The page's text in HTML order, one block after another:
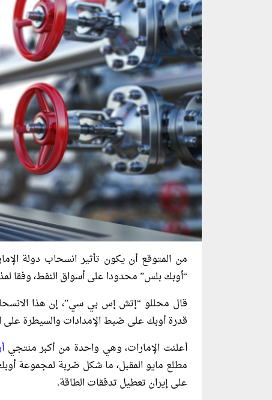
من المتوقع أن يكون تأثير انسحاب دولة
“أوبك بلس” محدودا على أسواق النفط،
قال محللو “إتش إس بي سي”، إن هذا
‌قدرة أوبك على ضبط الإمدادات والسيطرة على
أعلنت الإمارات، وهي واحدة من أكبر منتجي
مطلع مايو المقبل، ما شكل ضربة لمجموعة
على إيران تعطيل تدفقات الطاقة.